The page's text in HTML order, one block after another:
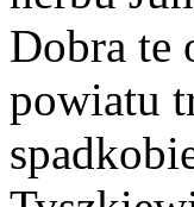
Dobra te
powiatu